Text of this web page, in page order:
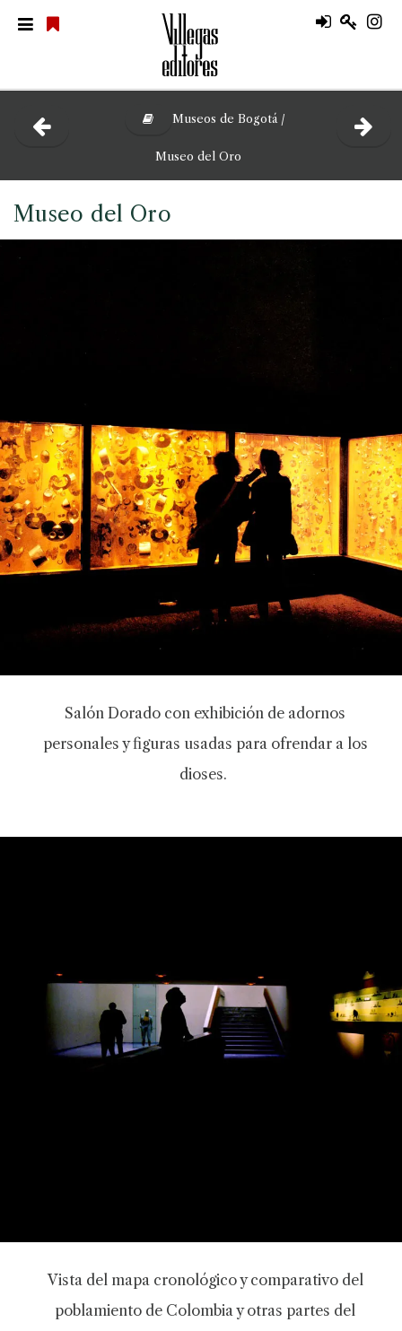
Museos de Bogotá /
Museo del Oro
Museo del Oro
Salón Dorado con exhibición de adornos
personales y figuras usadas para ofrendar a los
dioses.
Vista del mapa cronológico y comparativo del
poblamiento de Colombia y otras partes del